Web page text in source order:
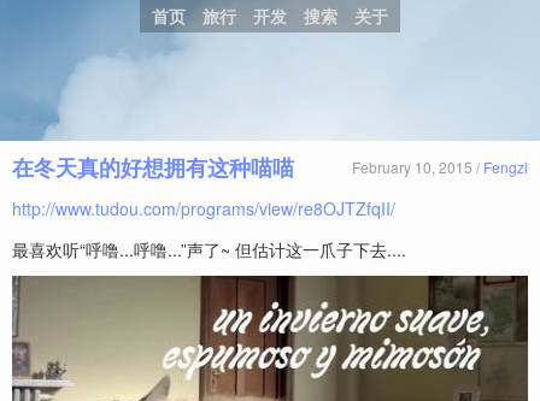
首页 旅行 开发 搜索 关于
在冬天真的好想拥有这种喵喵 February 10, 2015 / Fengzi
http://www.tudou.com/programs/view/re8OJTZfqII/
最喜欢听“呼噜...呼噜...”声了~ 但估计这一爪子下去....